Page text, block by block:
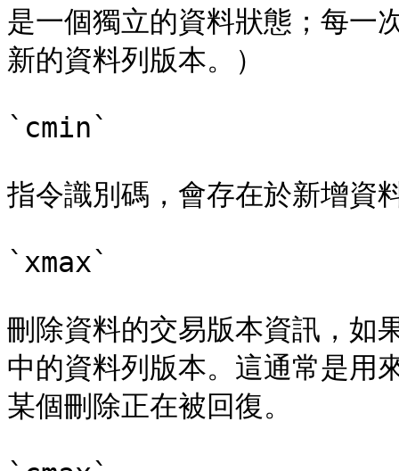
是一個獨立的資料狀態；每一
新的資料列版本。）
`cmin`
指令識別碼，會存在於新增
`xmax`
刪除資料的交易版本資訊，
中的資料列版本。這通常是用
某個刪除正在被回復。